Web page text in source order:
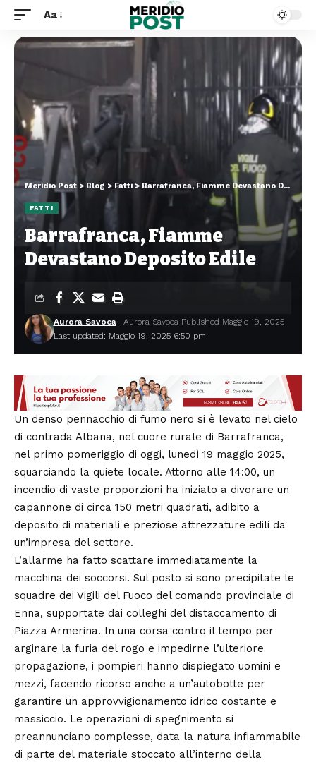
Aa
Meridio Post > Blog > Fatti > Barrafranca, Fiamme Devastano Deposito Edile
FATTI
Barrafranca, Fiamme
Devastano Deposito Edile
Last updated: Maggio 19, 2025 6:50 pm
Aurora Savoca- Aurora Savoca Published Maggio 19, 2025
Un denso pennacchio di fumo nero si è levato nel cielo
di contrada Albana, nel cuore rurale di Barrafranca,
nel primo pomeriggio di oggi, lunedì 19 maggio 2025,
squarciando la quiete locale. Attorno alle 14:00, un
incendio di vaste proporzioni ha iniziato a divorare un
capannone di circa 150 metri quadrati, adibito a
deposito di materiali e preziose attrezzature edili da
un’impresa del settore.
L’allarme ha fatto scattare immediatamente la
macchina dei soccorsi. Sul posto si sono precipitate le
squadre dei Vigili del Fuoco del comando provinciale di
Enna, supportate dai colleghi del distaccamento di
Piazza Armerina. In una corsa contro il tempo per
arginare la furia del rogo e impedirne l’ulteriore
propagazione, i pompieri hanno dispiegato uomini e
mezzi, facendo ricorso anche a un’autobotte per
garantire un approvvigionamento idrico costante e
massiccio. Le operazioni di spegnimento si
preannunciano complesse, data la natura infiammabile
di parte del materiale stoccato all’interno della